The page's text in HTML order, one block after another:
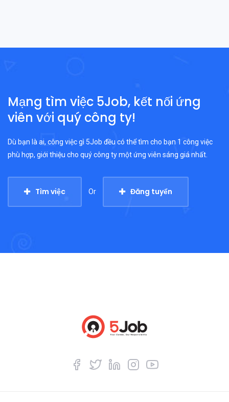
Mạng tìm việc 5Job, kết nối ứng
viên với quý công ty!
Dù bạn là ai, công việc gì 5Job đều có thể tìm cho bạn 1 công việc
phù hợp, giới thiệu cho quý công ty một ứng viên sáng giá nhất.
Tìm việc Or Đăng tuyển